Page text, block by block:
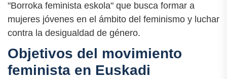
"Borroka feminista eskola" que busca formar a
mujeres jóvenes en el ámbito del feminismo y luchar
contra la desigualdad de género.
Objetivos del movimiento
feminista en Euskadi